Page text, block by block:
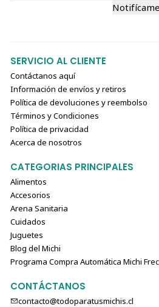
Notifícame
SERVICIO AL CLIENTE
Contáctanos aquí
Información de envíos y retiros
Política de devoluciones y reembolso
Términos y Condiciones
Política de privacidad
Acerca de nosotros
CATEGORIAS PRINCIPALES
Alimentos
Accesorios
Arena Sanitaria
Cuidados
Juguetes
Blog del Michi
Programa Compra Automática Michi
CONTÁCTANOS
contacto@todoparatusmichis.cl